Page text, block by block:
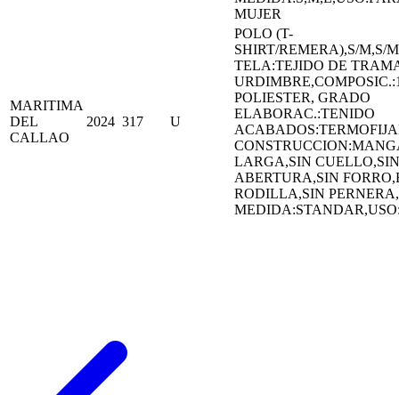
MUJER
MARITIMA
DEL
CALLAO
2024 317 U
POLO (T-
SHIRT/REMERA),S/M,S/
TELA:TEJIDO DE
POLIESTER, GRADO
ELABORAC.:TENIDO
LARGA,SIN CUELLO,SIN
ABERTURA,SIN
RODILLA,SIN PERNERA,